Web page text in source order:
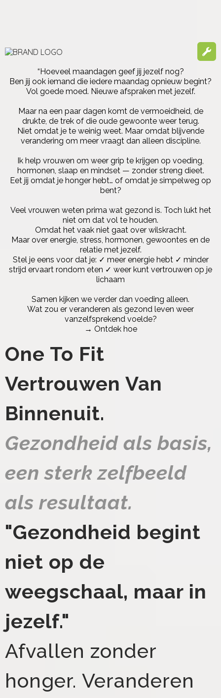
“Hoeveel maandagen geef jij jezelf nog?
Ben jij ook iemand die iedere maandag opnieuw begint?
Vol goede moed. Nieuwe afspraken met jezelf.
Maar na een paar dagen komt de vermoeidheid, de
drukte, de trek of die oude gewoonte weer terug.
Niet omdat je te weinig weet. Maar omdat blijvende
verandering om meer vraagt dan alleen discipline.
Ik help vrouwen om weer grip te krijgen op voeding,
hormonen, slaap en mindset — zonder streng dieet.
Eet jij omdat je honger hebt… of omdat je simpelweg op
bent?
Veel vrouwen weten prima wat gezond is. Toch lukt het
niet om dat vol te houden.
Omdat het vaak niet gaat over wilskracht.
Maar over energie, stress, hormonen, gewoontes en de
relatie met jezelf.
Stel je eens voor dat je: ✓ meer energie hebt ✓ minder
strijd ervaart rondom eten ✓ weer kunt vertrouwen op je
lichaam
Samen kijken we verder dan voeding alleen.
Wat zou er veranderen als gezond leven weer
vanzelfsprekend voelde?
→ Ontdek hoe
One To Fit
Vertrouwen Van
Binnenuit.
Gezondheid als basis,
een sterk zelfbeeld
als resultaat.
"Gezondheid begint
niet op de
weegschaal, maar in
jezelf."
Afvallen zonder
honger. Veranderen